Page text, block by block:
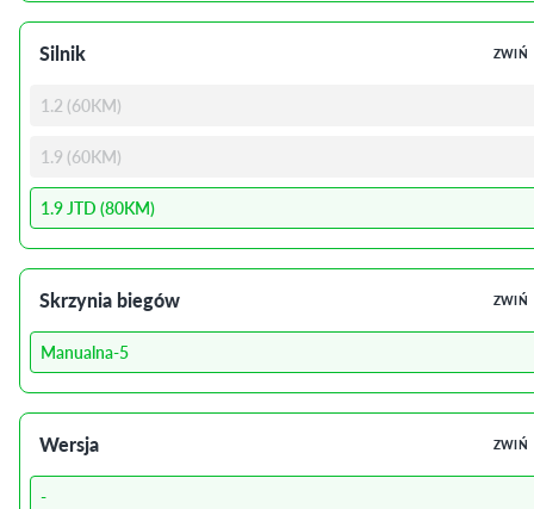
Silnik ZWIŃ
1.2 (60KM)
1.9 (60KM)
1.9 JTD (80KM)
Skrzynia biegów ZWIŃ
Manualna-5
Wersja ZWIŃ
-